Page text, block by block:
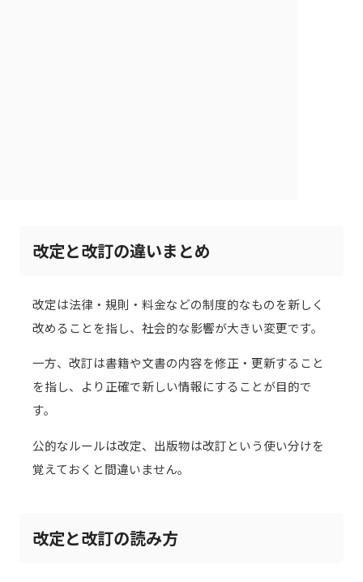
改定と改訂の違いまとめ
改定は法律・規則・料金などの制度的なものを新しく
改めることを指し、社会的な影響が大きい変更です。
一方、改訂は書籍や文書の内容を修正・更新すること
を指し、より正確で新しい情報にすることが目的で
す。
公的なルールは改定、出版物は改訂という使い分けを
覚えておくと間違いません。
改定と改訂の読み方